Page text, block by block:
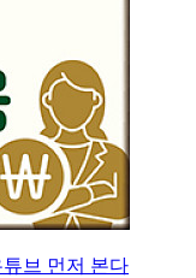
브 먼저 본다